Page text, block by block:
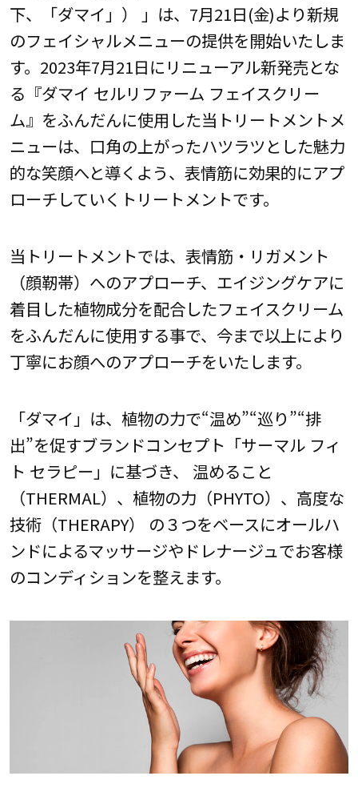
下、「ダマイ」） 」は、7月21日(金)より新規
のフェイシャルメニューの提供を開始いたしま
す。2023年7月21日にリニューアル新発売とな
る『ダマイ セルリファーム フェイスクリー
ム』をふんだんに使用した当トリートメントメ
ニューは、口角の上がったハツラツとした魅力
的な笑顔へと導くよう、表情筋に効果的にアプ
ローチしていくトリートメントです。
当トリートメントでは、表情筋・リガメント
（顔靭帯）へのアプローチ、エイジングケアに
着目した植物成分を配合したフェイスクリーム
をふんだんに使用する事で、今まで以上により
丁寧にお顔へのアプローチをいたします。
「ダマイ」は、植物の力で“温め”“巡り”“排
出”を促すブランドコンセプト「サーマル フィ
ト セラピー」に基づき、 温めること
（THERMAL）、植物の力（PHYTO）、高度な
技術（THERAPY） の３つをベースにオールハ
ンドによるマッサージやドレナージュでお客様
のコンディションを整えます。